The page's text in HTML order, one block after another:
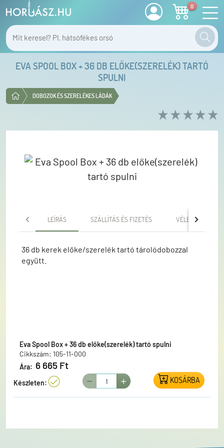
0
EVA SPOOL BOX + 36 DB ELŐKE(SZERELÉK) TARTÓ
SPULNI
DOBOZOK ÉS SZERELÉKES LÁDÁK
LEÍRÁS SZÁLLÍTÁS ÉS FIZETÉS VÉLEMÉNYEK
36 db kerek előke/szerelék tartó tárolódobozzal
együtt.
Eva Spool Box + 36 db előke(szerelék) tartó spulni
Cikkszám: 105-11-000
Ára: 6 665 Ft
Készleten: KOSÁRBA